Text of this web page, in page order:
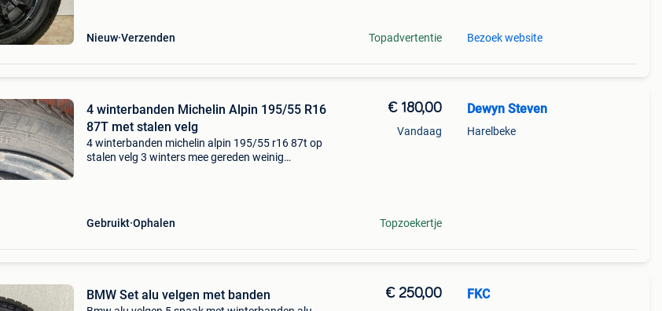
Nieuw Verzenden Topadvertentie Bezoek website
4 winterbanden Michelin Alpin 195/55 R16
87T met stalen velg
4 winterbanden michelin alpin 195/55 r16 87t op
stalen velg 3 winters mee gereden weinig
Gebruikt Ophalen
€ 180,00
Vandaag
Topzoekertje
Dewyn Steven
Harelbeke
BMW Set alu velgen met banden € 250,00 FKC